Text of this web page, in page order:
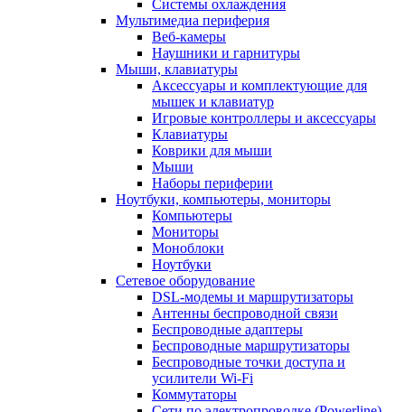
Системы охлаждения
Мультимедиа периферия
Веб-камеры
Наушники и гарнитуры
Мыши, клавиатуры
Аксессуары и комплектующие для
мышек и клавиатур
Игровые контроллеры и аксессуары
Клавиатуры
Коврики для мыши
Мыши
Наборы периферии
Ноутбуки, компьютеры, мониторы
Компьютеры
Мониторы
Моноблоки
Ноутбуки
Сетевое оборудование
DSL-модемы и маршрутизаторы
Антенны беспроводной связи
Беспроводные адаптеры
Беспроводные маршрутизаторы
Беспроводные точки доступа и
усилители Wi-Fi
Коммутаторы